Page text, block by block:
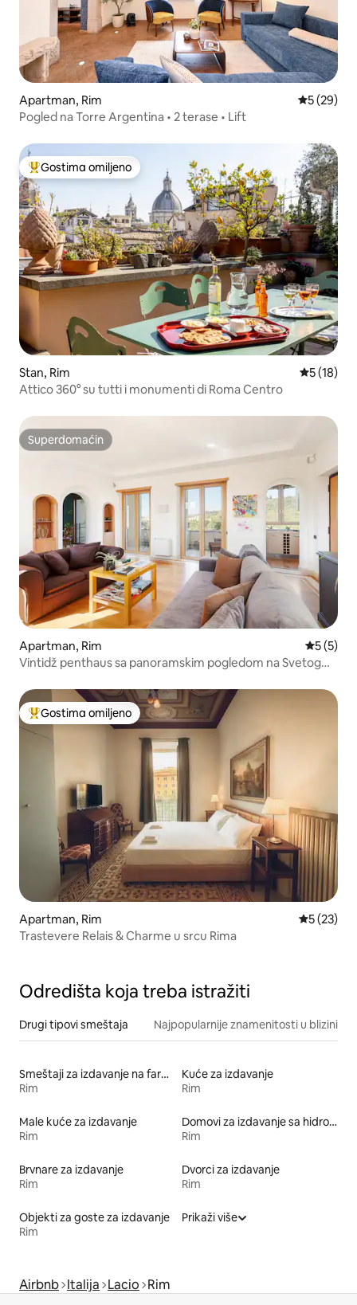
Apartman, Rim Prosečna
5 (29)
Pogled na Torre Argentina • 2 terase • Lift
Najuspešniji među gostima omiljenim
Gostima omiljeno
Stan, Rim Prosečna
5 (18)
Attico 360° su tutti i monumenti di Roma Centro
Superdomaćin
Superdomaćin
Apartman, Rim
5 (5)
Vintidž penthaus sa panoramskim pogledom na Svetog
Najuspešniji među gostima omiljenim
Gostima omiljeno
Apartman, Rim Prosečna
5 (23)
Trastevere Relais & Charme u srcu Rima
Odredišta koja treba istražiti
Drugi tipovi smeštaja Najpopularnije znamenitosti u blizini
Smeštaji za izdavanje na farmi
Rim
Kuće za izdavanje
Rim
Male kuće za izdavanje
Rim
Domovi za izdavanje sa hidromasažnom kadom
Rim
Brvnare za izdavanje
Rim
Dvorci za izdavanje
Rim
Objekti za goste za izdavanje
Rim
Prikaži više
Airbnb Italija Lacio Rim